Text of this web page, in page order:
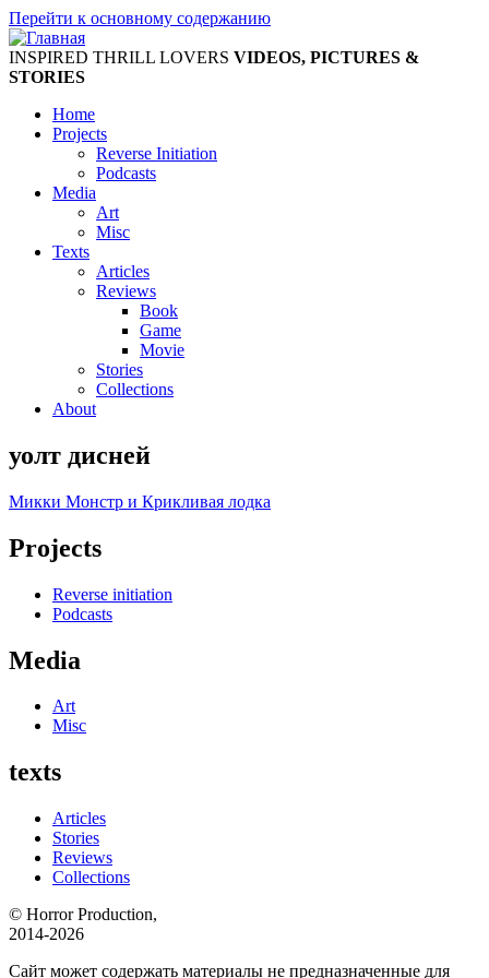
Перейти к основному содержанию
INSPIRED THRILL LOVERS VIDEOS, PICTURES &
STORIES
Home
Projects
Reverse Initiation
Podcasts
Media
Art
Misc
Texts
Articles
Reviews
Book
Game
Movie
Stories
Collections
About
уолт дисней
Микки Монстр и Крикливая лодка
Projects
Reverse initiation
Podcasts
Media
Art
Misc
texts
Articles
Stories
Reviews
Collections
© Horror Production,
2014-2026
Сайт может содержать материалы не предназначенные для